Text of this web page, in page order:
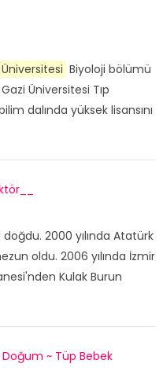
Üniversitesi Biyoloji bölümü
Üniversitesi Tıp
dalında yüksek lisansını
doğdu. 2000 yılında Atatürk
oldu. 2006 yılında İzmir
Kulak Burun
~ Tüp Bebek